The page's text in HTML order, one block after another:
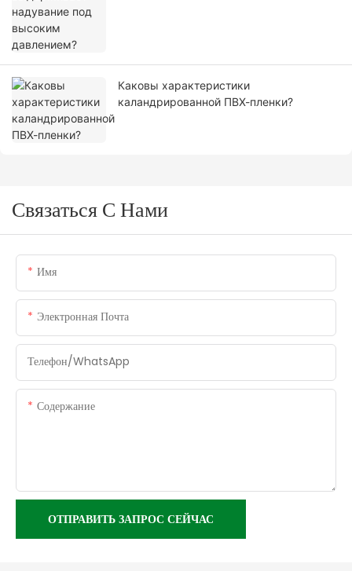
Каковы характеристики
каландрированной ПВХ-пленки?
Связаться С Нами
Имя
Электронная Почта
Телефон/WhatsApp
Содержание
ОТПРАВИТЬ ЗАПРОС СЕЙЧАС